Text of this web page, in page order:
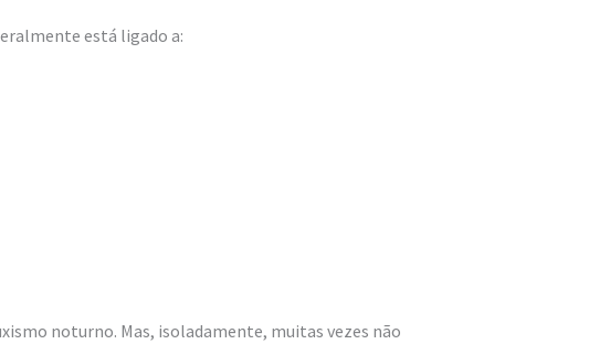
está ligado a:
noturno. Mas, isoladamente, muitas vezes não